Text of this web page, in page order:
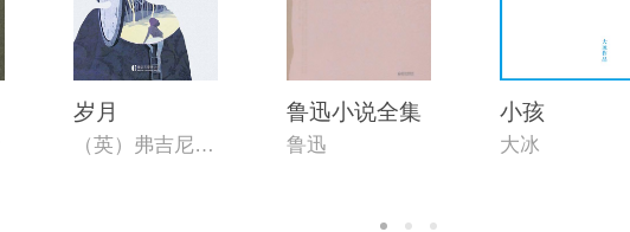
岁月
（英）弗吉尼亚·伍尔夫
鲁迅小说全集
鲁迅
小孩
大冰